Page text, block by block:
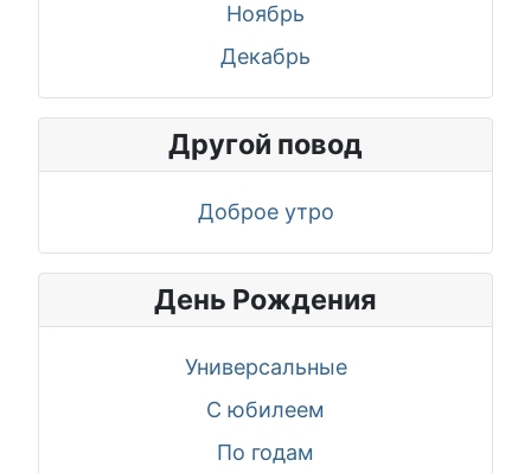
Ноябрь
Декабрь
Другой повод
Доброе утро
День Рождения
Универсальные
С юбилеем
По годам